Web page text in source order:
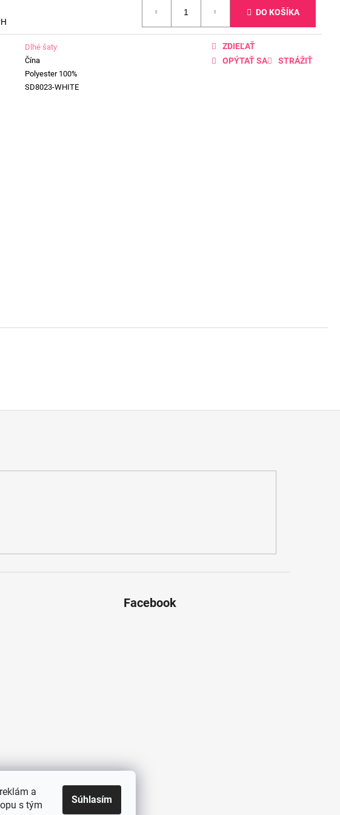
a
s tým
Súhlasím
DO KOŠÍKA
Dlhé šaty
Čína
Polyester 100%
SD8023-WHITE
OPÝTAŤ SA STRÁŽIŤ
ZDIEĽAŤ
Facebook